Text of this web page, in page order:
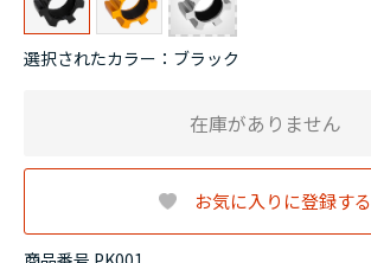
選択されたカラー：ブラック
お気に入りに登録する
在庫がありません